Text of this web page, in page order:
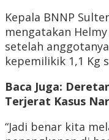
Kepala BNNP
mengatakan
setelah
kepemilikik 1,1 Kg
Baca Juga:
Terjerat Kasus
“Jadi benar kita